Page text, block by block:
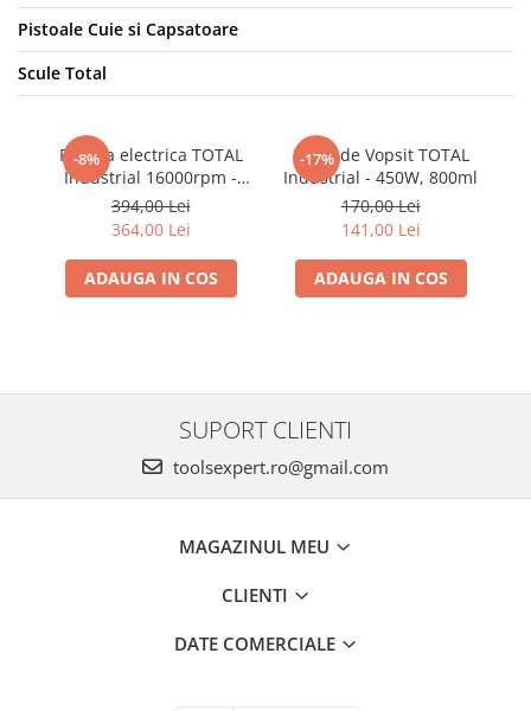
Pistoale Cuie si Capsatoare
Scule Total
-8%
Rindea electrica TOTAL
Industrial 16000rpm -
1050W
394,00 Lei
364,00 Lei
ADAUGA IN COS
-17%
Pistol de Vopsit TOTAL
Industrial - 450W, 800ml
170,00 Lei
141,00 Lei
ADAUGA IN COS
SUPORT CLIENTI
toolsexpert.ro@gmail.com
MAGAZINUL MEU
CLIENTI
DATE COMERCIALE